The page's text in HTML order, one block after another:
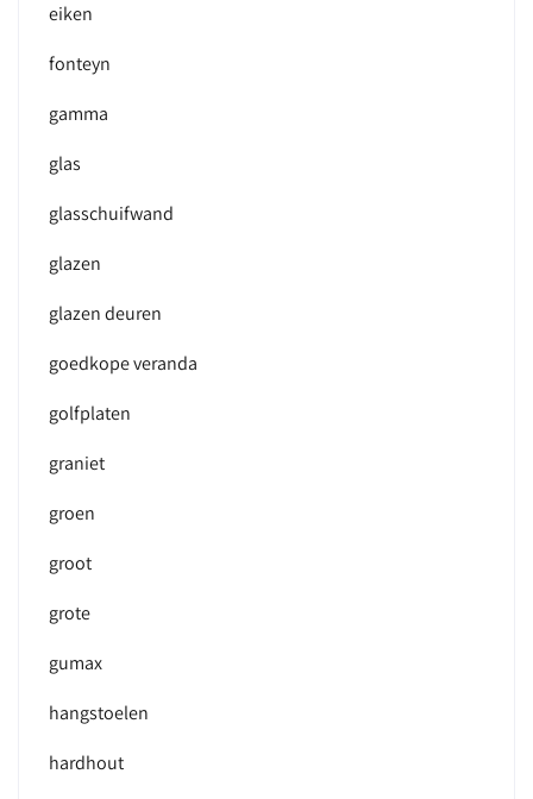
eiken
fonteyn
gamma
glas
glasschuifwand
glazen
glazen deuren
goedkope veranda
golfplaten
graniet
groen
groot
grote
gumax
hangstoelen
hardhout